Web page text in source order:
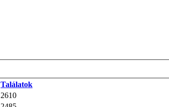
Találatok
2610